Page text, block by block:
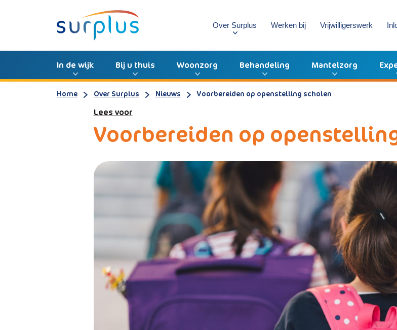
Over Surplus Werken bij Vrijwilligerswerk
In de wijk Bij u thuis Woonzorg Behandeling Mantelzorg
Home Over Surplus Nieuws Voorbereiden op openstelling scholen
Lees voor
Voorbereiden op